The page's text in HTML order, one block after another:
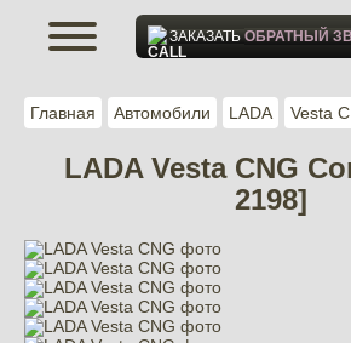
Главная Автомобили LADA Vesta
LADA Vesta CNG
2198]
ЗАКАЗАТЬОБРАТНЫЙ